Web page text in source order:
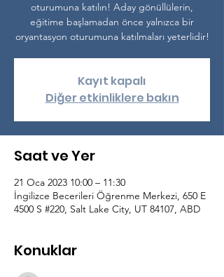
oturumuna katılın! Aday gönüllülerin,
eğitime başlamadan önce yalnızca bir
oryantasyon oturumuna katılmaları yeterlidir!
Kayıt kapalı
Diğer etkinliklere bakın
Saat ve Yer
21 Oca 2023 10:00 – 11:30
İngilizce Becerileri Öğrenme Merkezi, 650 E
4500 S #220, Salt Lake City, UT 84107, ABD
Konuklar